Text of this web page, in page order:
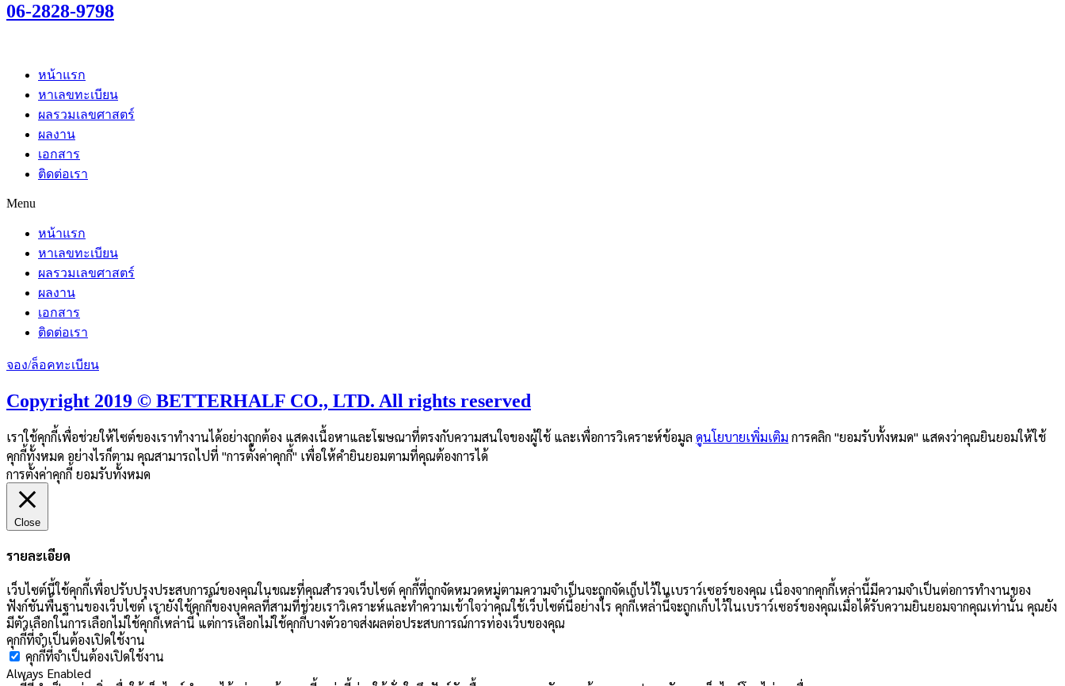
06-2828-9798
หน้าแรก
หาเลขทะเบียน
ผลรวมเลขศาสตร์
ผลงาน
เอกสาร
ติดต่อเรา
Menu
หน้าแรก
หาเลขทะเบียน
ผลรวมเลขศาสตร์
ผลงาน
เอกสาร
ติดต่อเรา
จอง/ล็อคทะเบียน
Copyright 2019 © BETTERHALF CO., LTD. All rights reserved
เราใช้คุกกี้เพื่อช่วยให้ไซต์ของเราทำงานได้อย่างถูกต้อง แสดงเนื้อหาและโฆษณาที่ตรงกับความสนใจของผู้ใช้ และเพื่อการวิเคราะห์ข้อมูล ดูนโยบายเพิ่มเติม การคลิก "ยอมรับทั้งหมด" แสดงว่าคุณยินยอมให้ใช้
คุกกี้ทั้งหมด อย่างไรก็ตาม คุณสามารถไปที่ "การตั้งค่าคุกกี้" เพื่อให้คำยินยอมตามที่คุณต้องการได้
การตั้งค่าคุกกี้ ยอมรับทั้งหมด
Close
รายละเอียด
เว็บไซต์นี้ใช้คุกกี้เพื่อปรับปรุงประสบการณ์ของคุณในขณะที่คุณสำรวจเว็บไซต์ คุกกี้ที่ถูกจัดหมวดหมู่ตามความจำเป็นจะถูกจัดเก็บไว้ในเบราว์เซอร์ของคุณ เนื่องจากคุกกี้เหล่านี้มีความจำเป็นต่อการทำงานของ
ฟังก์ชันพื้นฐานของเว็บไซต์ เรายังใช้คุกกี้ของบุคคลที่สามที่ช่วยเราวิเคราะห์และทำความเข้าใจว่าคุณใช้เว็บไซต์นี้อย่างไร คุกกี้เหล่านี้จะถูกเก็บไว้ในเบราว์เซอร์ของคุณเมื่อได้รับความยินยอมจากคุณเท่านั้น คุณยัง
มีตัวเลือกในการเลือกไม่ใช้คุกกี้เหล่านี้ แต่การเลือกไม่ใช้คุกกี้บางตัวอาจส่งผลต่อประสบการณ์การท่องเว็บของคุณ
คุกกี้ที่จำเป็นต้องเปิดใช้งาน
คุกกี้ที่จำเป็นต้องเปิดใช้งาน
Always Enabled